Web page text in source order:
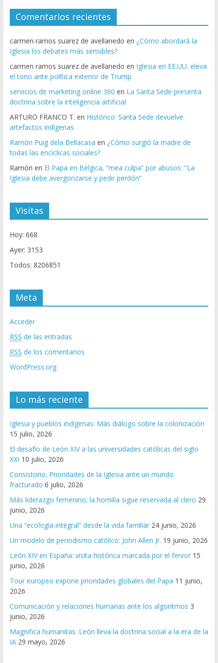
Comentarios recientes
carmen ramos suarez de avellanedo en ¿Cómo abordará la
Iglesia los debates más sensibles?
carmen ramos suarez de avellanedo en Iglesia en EE.UU. eleva
el tono ante política exterior de Trump
servicios de marketing online 360 en La Santa Sede presenta
doctrina sobre la inteligencia artificial
ARTURO FRANCO T. en Histórico: Santa Sede devuelve
artefactos indígenas
Ramón Puig dela Bellacasa en ¿Cómo surgió la madre de
todas las encíclicas sociales?
Ramón en El Papa en Bélgica, “mea culpa” por abusos: “La
Iglesia debe avergonzarse y pedir perdón”
Visitas
Hoy: 668
Ayer: 3153
Todos: 8206851
Meta
Acceder
RSS de las entradas
RSS de los comentarios
WordPress.org
Lo más reciente
Iglesia y pueblos indígenas: Más diálogo sobre la colonización
15 julio, 2026
El desafío de León XIV a las universidades católicas del siglo
XXI 10 julio, 2026
Consistorio: Prioridades de la Iglesia ante un mundo
fracturado 6 julio, 2026
Más liderazgo femenino; la homilía sigue reservada al clero 29
junio, 2026
Una “ecología integral” desde la vida familiar 24 junio, 2026
Un modelo de periodismo católico: John Allen Jr. 19 junio, 2026
León XIV en España: visita histórica marcada por el fervor 15
junio, 2026
Tour europeo expone prioridades globales del Papa 11 junio,
2026
Comunicación y relaciones humanas ante los algoritmos 3
junio, 2026
Magnifica humanitas: León lleva la doctrina social a la era de la
IA 29 mayo, 2026